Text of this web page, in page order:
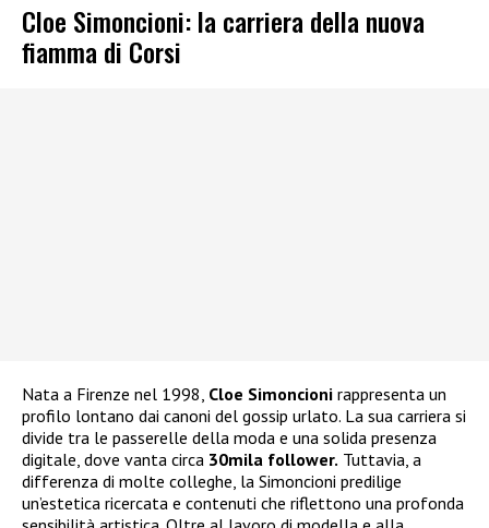
Cloe Simoncioni: la carriera della nuova
fiamma di Corsi
Nata a Firenze nel 1998, Cloe Simoncioni rappresenta un
profilo lontano dai canoni del gossip urlato. La sua carriera si
divide tra le passerelle della moda e una solida presenza
digitale, dove vanta circa 30mila follower. Tuttavia, a
differenza di molte colleghe, la Simoncioni predilige
un’estetica ricercata e contenuti che riflettono una profonda